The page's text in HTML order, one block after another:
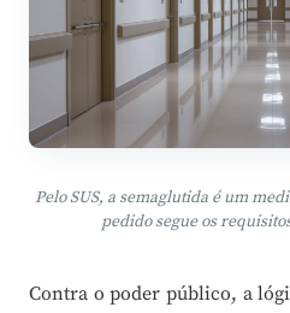
Pelo SUS, a semaglutida é um
pedido segue os
Contra o poder público, a